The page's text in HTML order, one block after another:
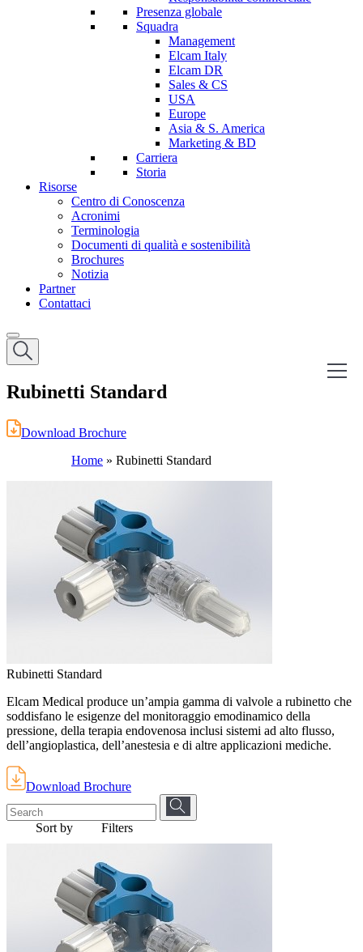
Presenza globale
Squadra
Management
Elcam Italy
Elcam DR
Sales & CS
USA
Europe
Asia & S. America
Marketing & BD
Carriera
Storia
Risorse
Centro di Conoscenza
Acronimi
Terminologia
Documenti di qualità e sostenibilità
Brochures
Notizia
Partner
Contattaci
Rubinetti Standard
Download Brochure
Home » Rubinetti Standard
Rubinetti Standard
Elcam Medical produce un’ampia gamma di valvole a rubinetto che
soddisfano le esigenze del monitoraggio emodinamico della
pressione, della terapia endovenosa inclusi sistemi ad alto flusso,
dell’angioplastica, dell’anestesia e di altre applicazioni mediche.
Download Brochure
Sort by Filters